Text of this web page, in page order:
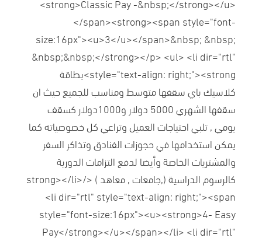
<strong>Classic Pay -&nbsp;</strong></u>
</span><strong><span style="font-
size:16px"><u>3</u></span>&nbsp; &nbsp;
&nbsp;&nbsp;</strong></p> <ul> <li dir="rtl"
style="text-align: right;"><strong>بطاقة
كلاسيك باي سقفها متوسط ومناسب للجميع حيث ان
سقفها الشهري 5000 دولار و1000دولار كسقف
يومي , تلبي احتياجات العميل وتراعي كل خصوصياته كما
يمكن استخدامها في حجوزات الفنادق وتذاكر السفر
والمشتريات الخاصة وأيضا لدفع التزامات الدورية
كالرسوم الدراسية (,جامعات , معاهد ) </strong></li>
<li dir="rtl" style="text-align: right;"><span
style="font-size:16px"><u><strong>4- Easy
Pay</strong></u></span></li> <li dir="rtl"